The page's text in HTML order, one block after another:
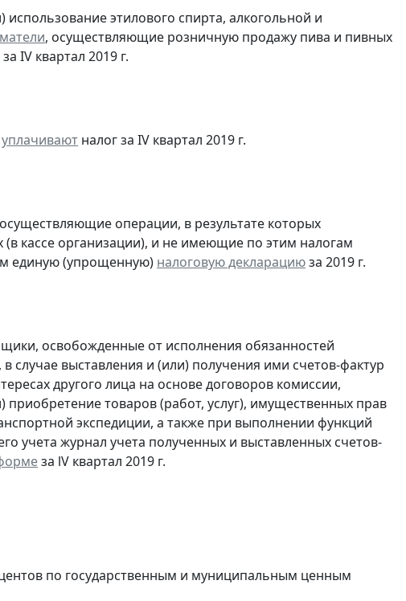
этилового спирта, алкогольной и
, осуществляющие розничную продажу пива и пивных
IV квартал 2019 г.
уплачивают налог за IV квартал 2019 г.
операции, в результате которых
(в кассе организации), и не имеющие по этим налогам
единую (упрощенную) налоговую декларациюза 2019 г.
освобожденные от исполнения обязанностей
выставления и (или) получения ими счетов-фактур
другого лица на основе договоров комиссии,
товаров (работ, услуг), имущественных прав
экспедиции, а также при выполнении функций
учета журнал учета полученных и выставленных счетов-
за lV квартал 2019 г.
по государственным и муниципальным ценным